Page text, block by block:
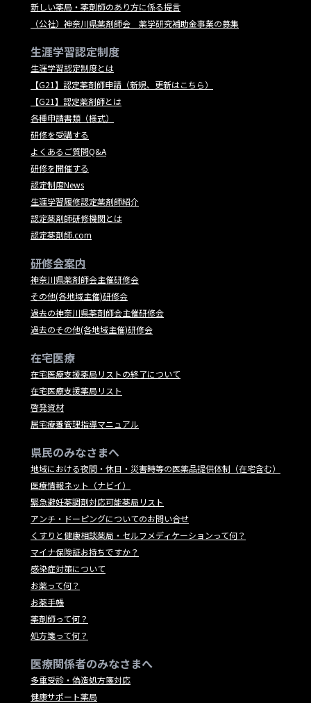
新しい薬局・薬剤師のあり方に係る提言
（公社）神奈川県薬剤師会 薬学研究補助金事業の募集
生涯学習認定制度
生涯学習認定制度とは
【G21】認定薬剤師申請（新規、更新はこちら）
【G21】認定薬剤師とは
各種申請書類（様式）
研修を受講する
よくあるご質問Q&A
研修を開催する
認定制度News
生涯学習履修認定薬剤師紹介
認定薬剤師研修機関とは
認定薬剤師.com
研修会案内
神奈川県薬剤師会主催研修会
その他(各地域主催)研修会
過去の神奈川県薬剤師会主催研修会
過去のその他(各地域主催)研修会
在宅医療
在宅医療支援薬局リストの終了について
在宅医療支援薬局リスト
啓発資材
居宅療養管理指導マニュアル
県民のみなさまへ
地域における夜間・休日・災害時等の医薬品提供体制（在宅含む）
医療情報ネット（ナビイ）
緊急避妊薬調剤対応可能薬局リスト
アンチ・ドーピングについてのお問い合せ
くすりと健康相談薬局・セルフメディケーションって何？
マイナ保険証お持ちですか？
感染症対策について
お薬って何？
お薬手帳
薬剤師って何？
処方箋って何？
医療関係者のみなさまへ
多重受診・偽造処方箋対応
健康サポート薬局